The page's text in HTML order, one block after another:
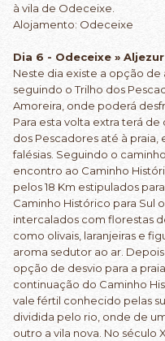
à vila de Odeceixe.
Alojamento: Odeceixe
Dia 6 - Odeceixe »
Neste dia existe a opção de
seguindo o Trilho dos
Amoreira, onde poderá
Para esta volta extra terá
dos Pescadores até à
falésias. Seguindo o
encontro ao Caminho
pelos 18 Km estipulados
Caminho Histórico para Sul
intercalados com florestas
como olivais, laranjeiras e
aroma sedutor ao ar.
opção de desvio para a
continuação do Caminho
vale fértil conhecido pelas
dividida pelo rio, onde de
outro a vila nova. No século